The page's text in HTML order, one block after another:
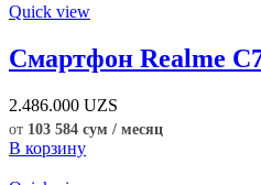
Quick view
Смартфон Realme
2.486.000 UZS
от 103 584 сум / месяц
В корзину